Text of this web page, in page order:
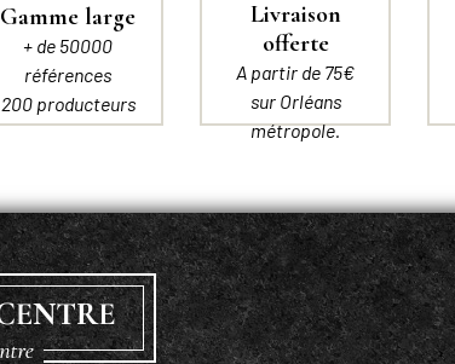
Gamme large
+ de 50000
références
200 producteurs
Livraison
offerte
A partir de 75€
sur Orléans
métropole.